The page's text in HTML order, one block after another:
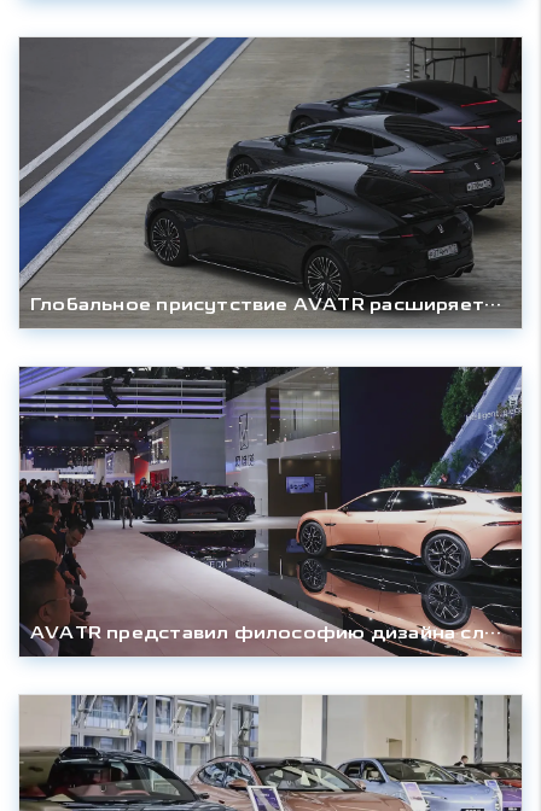
Глобальное присутствие AVATR расширяется: новые дилерские центры в России и 40 стран мира
AVATR представил философию дизайна следующего поколения: азиатский дебют VISION XPECTRA на автосалоне в Пекине 2026.